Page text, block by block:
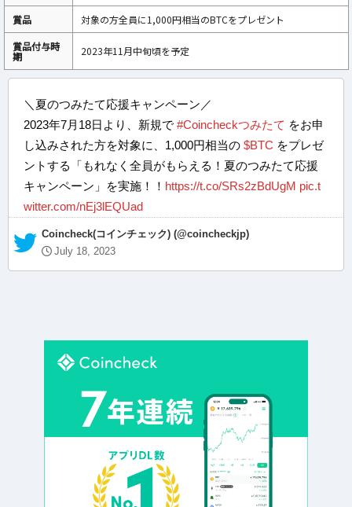
賞品
対象の方全員に1,000円相当のBTCをプレゼント
賞品付与時
期 2023年11月中旬頃を予定
＼夏のつみたて応援キャンペーン／
2023年7月18日より、新規で #Coincheckつみたて をお申
し込みされた方を対象に、1,000円相当の $BTC をプレゼ
ントする「もれなく全員がもらえる！夏のつみたて応援
キャンペーン」を実施！！ https://t.co/SRs2zBdUgM pic.t
witter.com/nEj3lEQUad
— Coincheck(コインチェック) (@coincheckjp)
July 18, 2023